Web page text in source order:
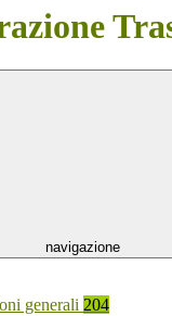
navigazione
generali 204